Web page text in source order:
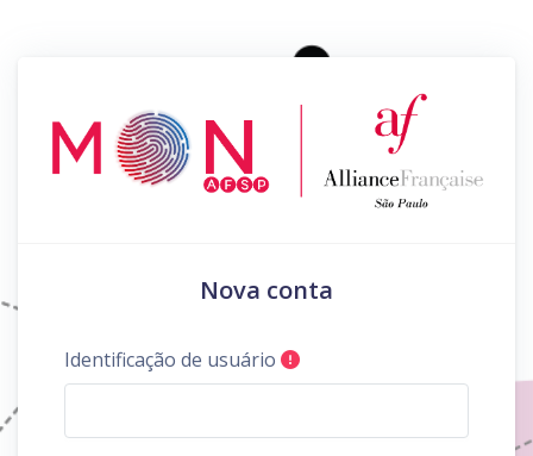
Nova conta
Identificação de usuário